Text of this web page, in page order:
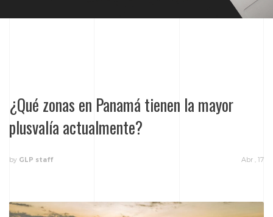
¿Qué zonas en Panamá tienen la mayor
plusvalía actualmente?
by GLP staff Abr , 17